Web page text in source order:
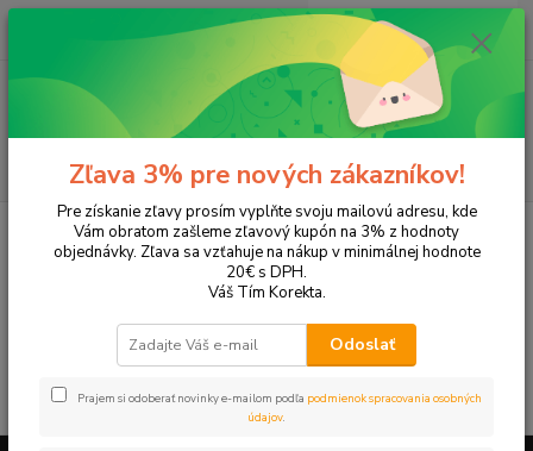
Hľadať
ks
za 0,00 EUR
Tonery a náplne do tlačiarní SAMSUNG ML-1750
V tejto kategórii nebol nájdený žiadny tovar.
Zľava 3% pre nových zákazníkov!
Pre získanie zľavy prosím vyplňte svoju mailovú adresu, kde
Vám obratom zašleme zľavový kupón na 3% z hodnoty
objednávky. Zľava sa vzťahuje na nákup v minimálnej hodnote
20€ s DPH.
Váš Tím Korekta.
Odoslať
Prajem si odoberať novinky e-mailom podľa podmienok spracovania osobných
údajov.